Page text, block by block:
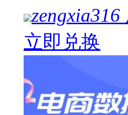
zengxia316
立即兑换